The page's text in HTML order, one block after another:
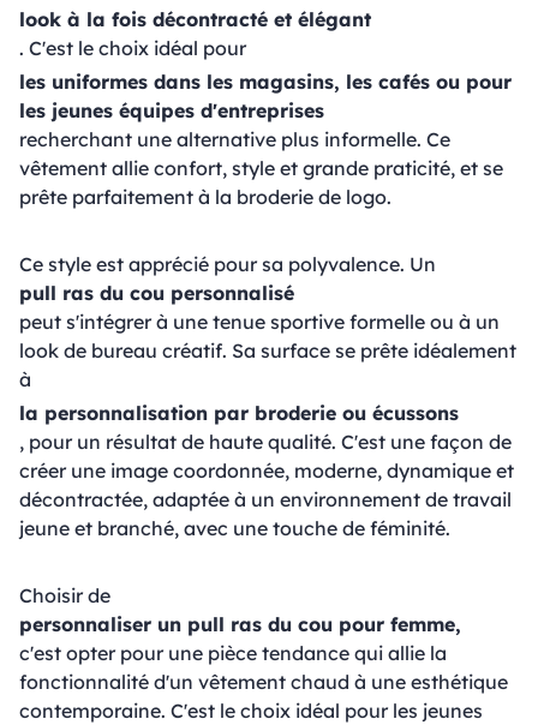
look à la fois décontracté et élégant
. C'est le choix idéal pour
les uniformes dans les magasins, les cafés ou pour
les jeunes équipes d'entreprises
recherchant une alternative plus informelle. Ce
vêtement allie confort, style et grande praticité, et se
prête parfaitement à la broderie de logo.
Ce style est apprécié pour sa polyvalence. Un
pull ras du cou personnalisé
peut s'intégrer à une tenue sportive formelle ou à un
look de bureau créatif. Sa surface se prête idéalement
à
la personnalisation par broderie ou écussons
, pour un résultat de haute qualité. C'est une façon de
créer une image coordonnée, moderne, dynamique et
décontractée, adaptée à un environnement de travail
jeune et branché, avec une touche de féminité.
Choisir de
personnaliser un pull ras du cou pour femme,
c'est opter pour une pièce tendance qui allie la
fonctionnalité d'un vêtement chaud à une esthétique
contemporaine. C'est le choix idéal pour les jeunes